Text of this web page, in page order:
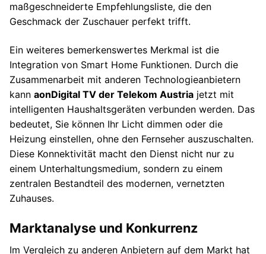
maßgeschneiderte Empfehlungsliste, die den
Geschmack der Zuschauer perfekt trifft.
Ein weiteres bemerkenswertes Merkmal ist die
Integration von Smart Home Funktionen. Durch die
Zusammenarbeit mit anderen Technologieanbietern
kann aonDigital TV der Telekom Austria jetzt mit
intelligenten Haushaltsgeräten verbunden werden. Das
bedeutet, Sie können Ihr Licht dimmen oder die
Heizung einstellen, ohne den Fernseher auszuschalten.
Diese Konnektivität macht den Dienst nicht nur zu
einem Unterhaltungsmedium, sondern zu einem
zentralen Bestandteil des modernen, vernetzten
Zuhauses.
Marktanalyse und Konkurrenz
Im Vergleich zu anderen Anbietern auf dem Markt hat